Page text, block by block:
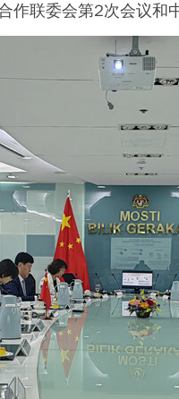
联委会第2次会议和